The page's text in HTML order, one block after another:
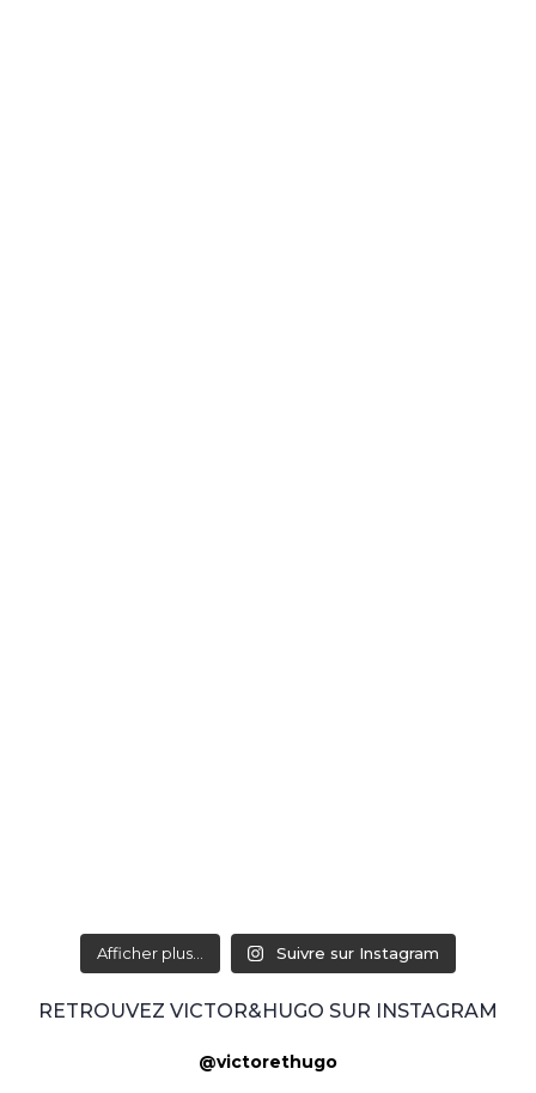
Afficher plus... Suivre sur Instagram
RETROUVEZ VICTOR&HUGO SUR INSTAGRAM
@victorethugo